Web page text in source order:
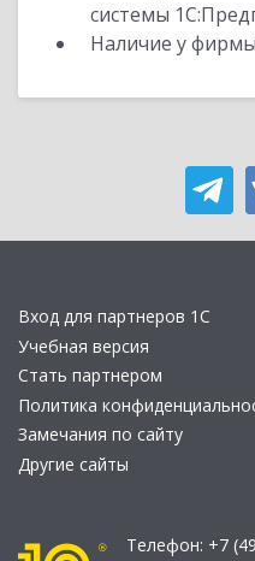
системы
Наличие у фирмы
Вход для партнеров 1С
Учебная версия
Стать партнером
Политика
Замечания по сайту
Другие сайты
Телефон: +7